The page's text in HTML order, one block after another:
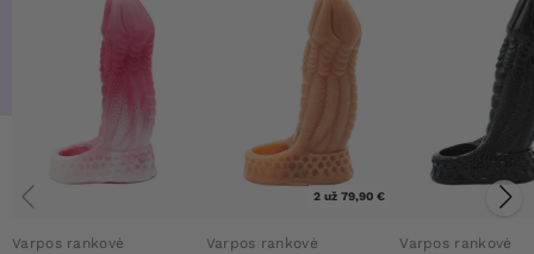
Varpos rankovė
2 už 79,90 €
Varpos rankovė Varpos rankovė